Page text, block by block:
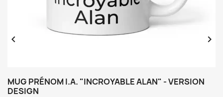
 
MUG PRÉNOM I.A. "INCROYABLE ALAN" - VERSION
DESIGN